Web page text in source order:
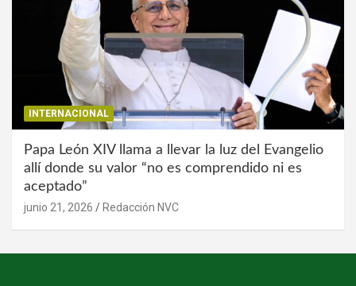
INTERNACIONAL
Papa León XIV llama a llevar la luz del Evangelio
allí donde su valor “no es comprendido ni es
aceptado”
junio 21, 2026 Redacción NVC